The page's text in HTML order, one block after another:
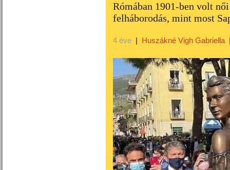
Rómában 1901-ben volt
felháborodás, mint most
4 éve | Huszákné Vigh Gabriella